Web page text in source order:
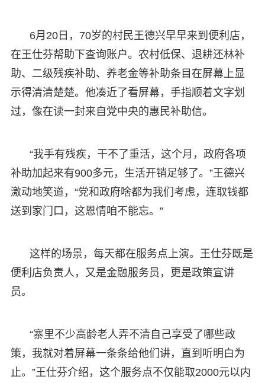
6月20日，70岁的村民王德兴早早来到便利店，
在王仕芬帮助下查询账户。农村低保、退耕还林补
助、二级残疾补助、养老金等补助条目在屏幕上显
示得清清楚楚。他凑近了看屏幕，手指顺着文字划
过，像在读一封来自党中央的惠民补助信。
“我手有残疾，干不了重活，这个月，政府各项
补助加起来有900多元，生活开销足够了。”王德兴
激动地笑道，“党和政府啥都为我们考虑，连取钱都
送到家门口，这恩情咱不能忘。”
这样的场景，每天都在服务点上演。王仕芬既是
便利店负责人，又是金融服务员，更是政策宣讲
员。
“寨里不少高龄老人弄不清自己享受了哪些政
策，我就对着屏幕一条条给他们讲，直到听明白为
止。”王仕芬介绍，这个服务点不仅能取2000元以内